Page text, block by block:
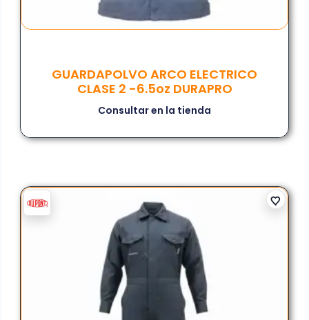
GUARDAPOLVO ARCO ELECTRICO
CLASE 2 -6.5oz DURAPRO
Consultar en la tienda